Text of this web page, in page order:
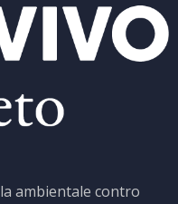
ambientale contro